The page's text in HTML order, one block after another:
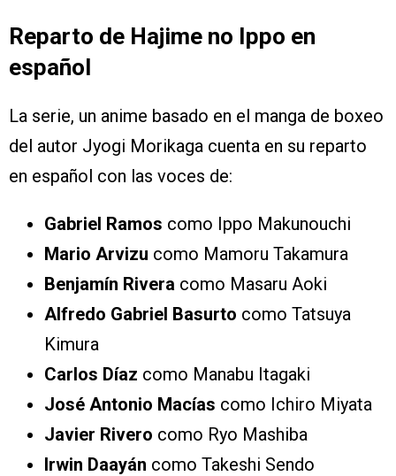
Reparto de Hajime no Ippo en
español
La serie, un anime basado en el manga de boxeo
del autor Jyogi Morikaga cuenta en su reparto
en español con las voces de:
Gabriel Ramos como Ippo Makunouchi
Mario Arvizu como Mamoru Takamura
Benjamín Rivera como Masaru Aoki
Alfredo Gabriel Basurto como Tatsuya
Kimura
Carlos Díaz como Manabu Itagaki
José Antonio Macías como Ichiro Miyata
Javier Rivero como Ryo Mashiba
Irwin Daayán como Takeshi Sendo